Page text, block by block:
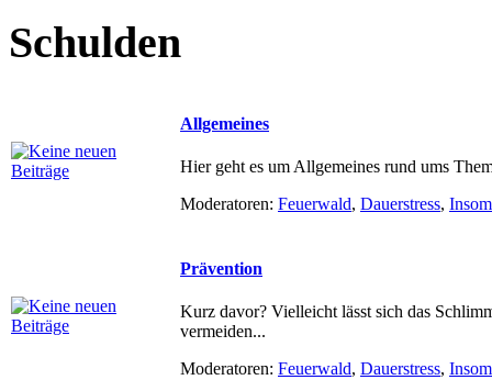
Schulden
Allgemeines
Hier geht es um Allgemeines rund ums
Moderatoren: Feuerwald, Dauerstress,
Prävention
Kurz davor? Vielleicht lässt sich das
vermeiden...
Moderatoren: Feuerwald, Dauerstress,